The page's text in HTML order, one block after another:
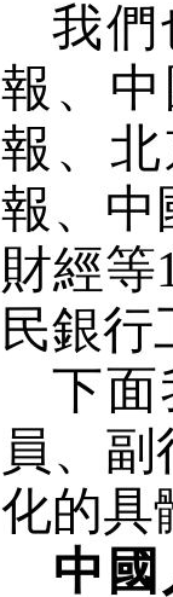
我
報、
報、
報、中
財經等
民銀行
下
員、
化的具
中